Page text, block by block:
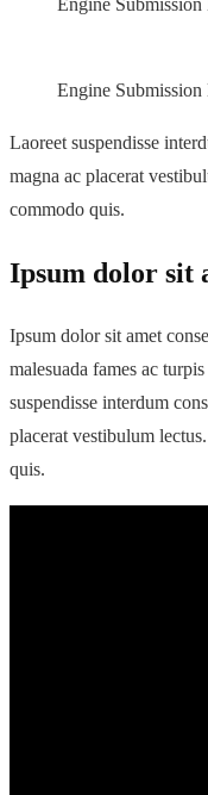
Engine
Laoreet suspendisse
magna ac placerat
commodo quis.
Ipsum dolor sit
Ipsum dolor sit amet
malesuada fames ac
suspendisse interdum
placerat vestibulum
quis.